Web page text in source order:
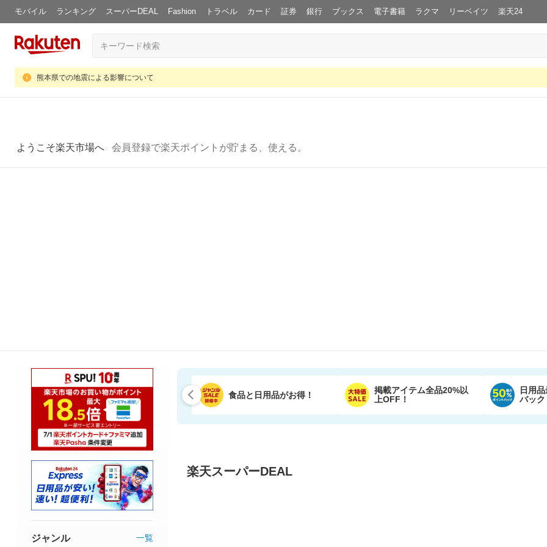
モバイル ランキング スーパーDEAL Fashion トラベル カード 証券 銀行 ブックス 電子書籍 ラクマ リーベイツ 楽天24
熊本県での地震による影響について
ようこそ楽天市場へ 会員登録で楽天ポイントが貯まる、使える。
食品と日用品がお得！
掲載アイテム全品20%以
上OFF！
日用
バック
楽天スーパーDEAL
ジャンル 一覧